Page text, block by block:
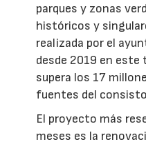
parques y zonas
históricos y
realizada por el
desde 2019 en
supera los 17
fuentes del
El proyecto más
meses es la